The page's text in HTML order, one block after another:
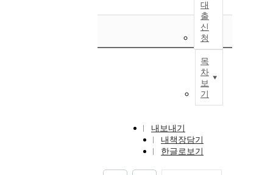
대
출
신
청
목
차
보
기
내보내기
내책장담기
한글로보기